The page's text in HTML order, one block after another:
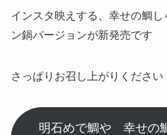
インスタ映えする、幸せの鯛
ン鍋バージョンが新発売です
さっぱりお召し上がりください
明石めで鯛や 幸せの